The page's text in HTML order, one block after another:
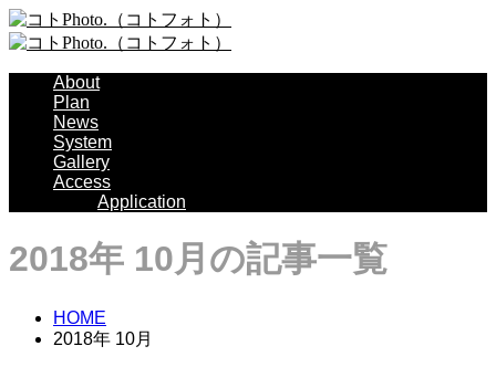
About
Plan
News
System
Gallery
Access
Application
2018年 10月の記事一覧
HOME
2018年 10月